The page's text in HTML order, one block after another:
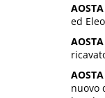
AOSTA
ed
AOSTA
AOSTA
nuovo